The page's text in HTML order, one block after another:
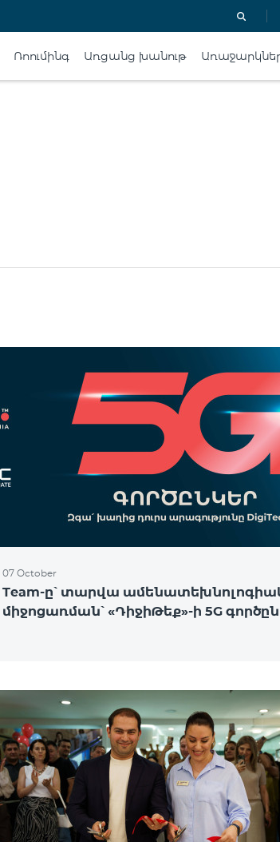
Ռոումինգ Առցանց խանութ
07 October
Team-ը՝ տարվա
միջոցառման՝ «ԴիջիԹեք»-ի 5G